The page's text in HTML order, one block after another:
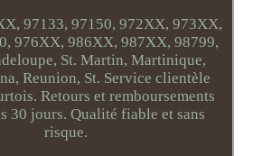
97133, 97150, 972XX, 973XX,
976XX, 986XX, 987XX, 98799,
St. Martin, Martinique,
Reunion, St. Service clientèle
Retours et remboursements
30 jours. Qualité fiable et sans
risque.